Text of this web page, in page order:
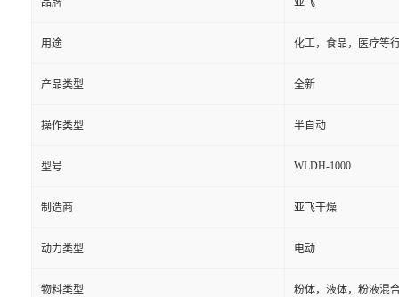
用途 化工，食品，医疗等
产品类型 全新
操作类型 半自动
型号 WLDH-1000
制造商 亚飞干燥
动力类型 电动
物料类型 粉体，液体，粉液混